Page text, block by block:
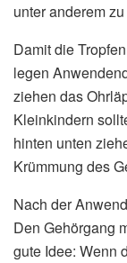
unter anderem
Damit die
legen
ziehen das
Kleinkindern
hinten unten
Krümmung des
Nach der
Den Gehörgang
gute Idee: Wenn